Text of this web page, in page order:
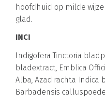
hoofdhuid op milde
glad.
INCI
Indigofera Tinctoria
bladextract, Emblica
Alba, Azadirachta Indica
Barbadensis